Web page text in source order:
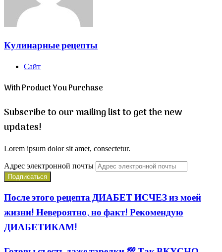
Кулинарные рецепты
Сайт
With Product You Purchase
Subscribe to our mailing list to get the new
updates!
Lorem ipsum dolor sit amet, consectetur.
Адрес электронной почты
После этого рецепта ДИАБЕТ ИСЧЕЗ из моей
жизни! Невероятно, но факт! Рекомендую
ДИАБЕТИКАМ!